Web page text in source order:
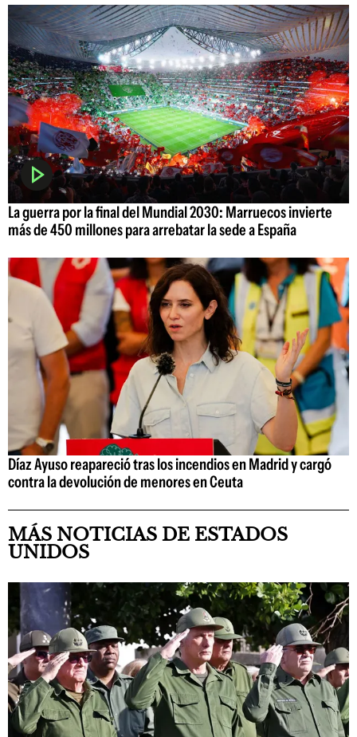
La guerra por la final del Mundial 2030: Marruecos invierte
más de 450 millones para arrebatar la sede a España
Díaz Ayuso reapareció tras los incendios en Madrid y cargó
contra la devolución de menores en Ceuta
MÁS NOTICIAS DE ESTADOS
UNIDOS